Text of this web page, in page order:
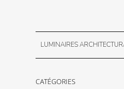
LUMINAIRES
CATÉGORIES